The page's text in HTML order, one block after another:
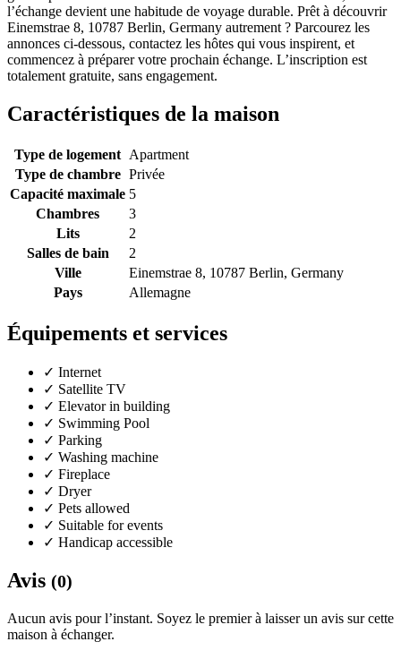
l’échange devient une habitude de voyage durable. Prêt à découvrir
Einemstrae 8, 10787 Berlin, Germany autrement ? Parcourez les
annonces ci-dessous, contactez les hôtes qui vous inspirent, et
commencez à préparer votre prochain échange. L’inscription est
totalement gratuite, sans engagement.
Caractéristiques de la maison
Type de logement Apartment
Type de chambre Privée
Capacité maximale 5
Chambres
3
Lits
2
Salles de bain
2
Ville
Einemstrae 8, 10787 Berlin, Germany
Pays
Allemagne
Équipements et services
✓ Internet
✓ Satellite TV
✓ Elevator in building
✓ Swimming Pool
✓ Parking
✓ Washing machine
✓ Fireplace
✓ Dryer
✓ Pets allowed
✓ Suitable for events
✓ Handicap accessible
Avis (0)
Aucun avis pour l’instant. Soyez le premier à laisser un avis sur cette
maison à échanger.